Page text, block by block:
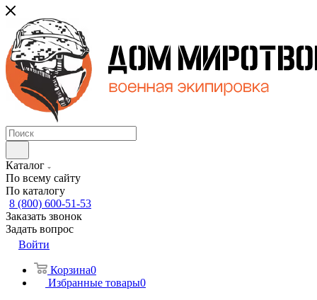
Каталог
По всему сайту
По каталогу
8 (800) 600-51-53
Заказать звонок
Задать вопрос
Войти
Корзина0
Избранные товары0